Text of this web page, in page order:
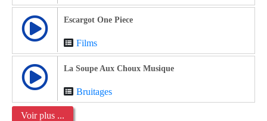
Escargot One Piece
Films
La Soupe Aux Choux Musique
Bruitages
Voir plus ...